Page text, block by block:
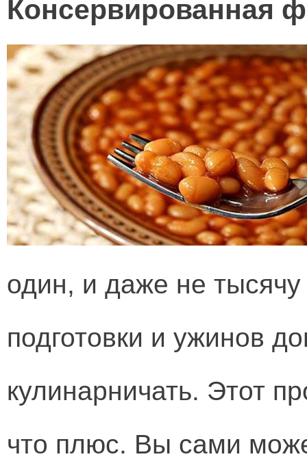
Консервированная
один, и даже не
подготовки и ужинов
кулинарничать. Этот
что плюс. Вы сами